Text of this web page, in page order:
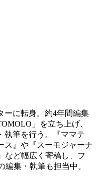
ーに転身。約4年間編集
」を立ち上げ、
執筆を行う。『ママテ
ス』や『スーモジャーナ
など幅広く寄稿し、フ
編集・執筆も担当中。